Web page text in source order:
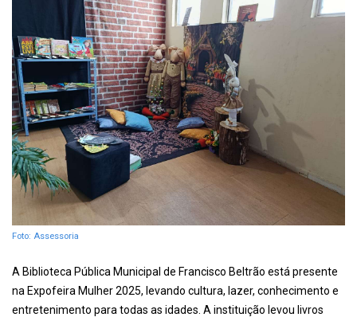
Foto: Assessoria
A Biblioteca Pública Municipal de Francisco Beltrão está presente
na Expofeira Mulher 2025, levando cultura, lazer, conhecimento e
entretenimento para todas as idades. A instituição levou livros